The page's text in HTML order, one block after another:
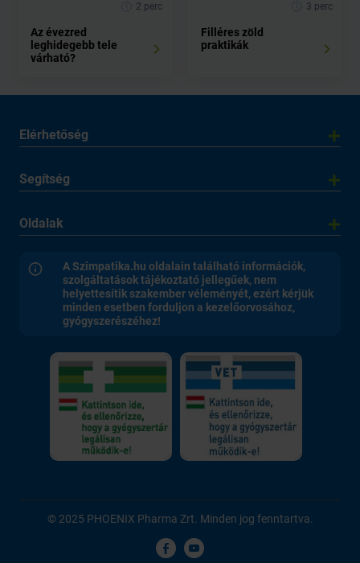
2 perc
Az évezred
leghidegebb tele
várható?
3 perc
Filléres zöld
praktikák
Elérhetőség
Segítség
Oldalak
A Szimpatika.hu oldalain található információk,
szolgáltatások tájékoztató jellegűek, nem
helyettesítik szakember véleményét, ezért kérjük
minden esetben forduljon a kezelőorvosához,
gyógyszerészéhez!
© 2025 PHOENIX Pharma Zrt. Minden jog fenntartva.